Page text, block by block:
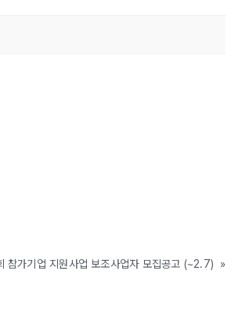
참가기업 지원사업 보조사업자 모집공고 (~2.7) »